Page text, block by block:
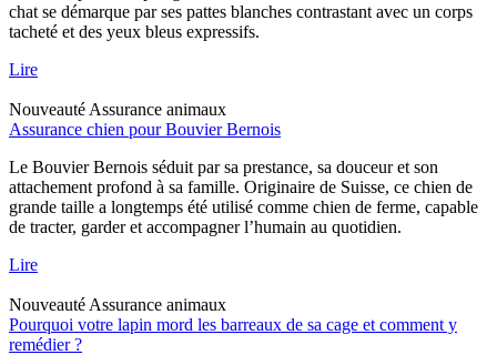
chat se démarque par ses pattes blanches contrastant avec un corps
tacheté et des yeux bleus expressifs.
Lire
Nouveauté Assurance animaux
Assurance chien pour Bouvier Bernois
Le Bouvier Bernois séduit par sa prestance, sa douceur et son
attachement profond à sa famille. Originaire de Suisse, ce chien de
grande taille a longtemps été utilisé comme chien de ferme, capable
de tracter, garder et accompagner l’humain au quotidien.
Lire
Nouveauté Assurance animaux
Pourquoi votre lapin mord les barreaux de sa cage et comment y
remédier ?